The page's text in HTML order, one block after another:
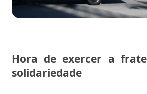
Hora de exercer a
solidariedade